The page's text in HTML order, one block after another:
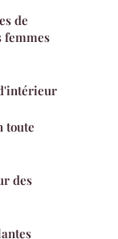
de
femmes
toute
des